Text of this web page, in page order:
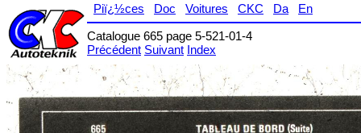
Piï¿½ces Doc Voitures CKC Da
En
Catalogue 665 page 5-521-01-4
Précédent Suivant Index